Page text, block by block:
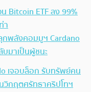
Bitcoin ETF ลง 99%
า
กพลังคอมมูฯ Cardano
มาเป็นผู้ชนะ
เจอบล็อก รับทรัพย์คน
วิกฤตศรัทธาคริปโทฯ